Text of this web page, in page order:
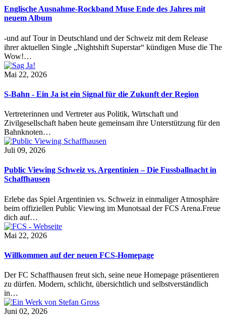
Englische Ausnahme-Rockband Muse Ende des Jahres mit
neuem Album
-und auf Tour in Deutschland und der Schweiz mit dem Release
ihrer aktuellen Single „Nightshift Superstar“ kündigen Muse die The
Wow!…
Mai 22, 2026
S-Bahn - Ein Ja ist ein Signal für die Zukunft der Region
Vertreterinnen und Vertreter aus Politik, Wirtschaft und
Zivilgesellschaft haben heute gemeinsam ihre Unterstützung für den
Bahnknoten…
Juli 09, 2026
Public Viewing Schweiz vs. Argentinien – Die Fussballnacht in
Schaffhausen
Erlebe das Spiel Argentinien vs. Schweiz in einmaliger Atmosphäre
beim offiziellen Public Viewing im Munotsaal der FCS Arena.Freue
dich auf…
Mai 22, 2026
Willkommen auf der neuen FCS-Homepage
Der FC Schaffhausen freut sich, seine neue Homepage präsentieren
zu dürfen. Modern, schlicht, übersichtlich und selbstverständlich
in…
Juni 02, 2026